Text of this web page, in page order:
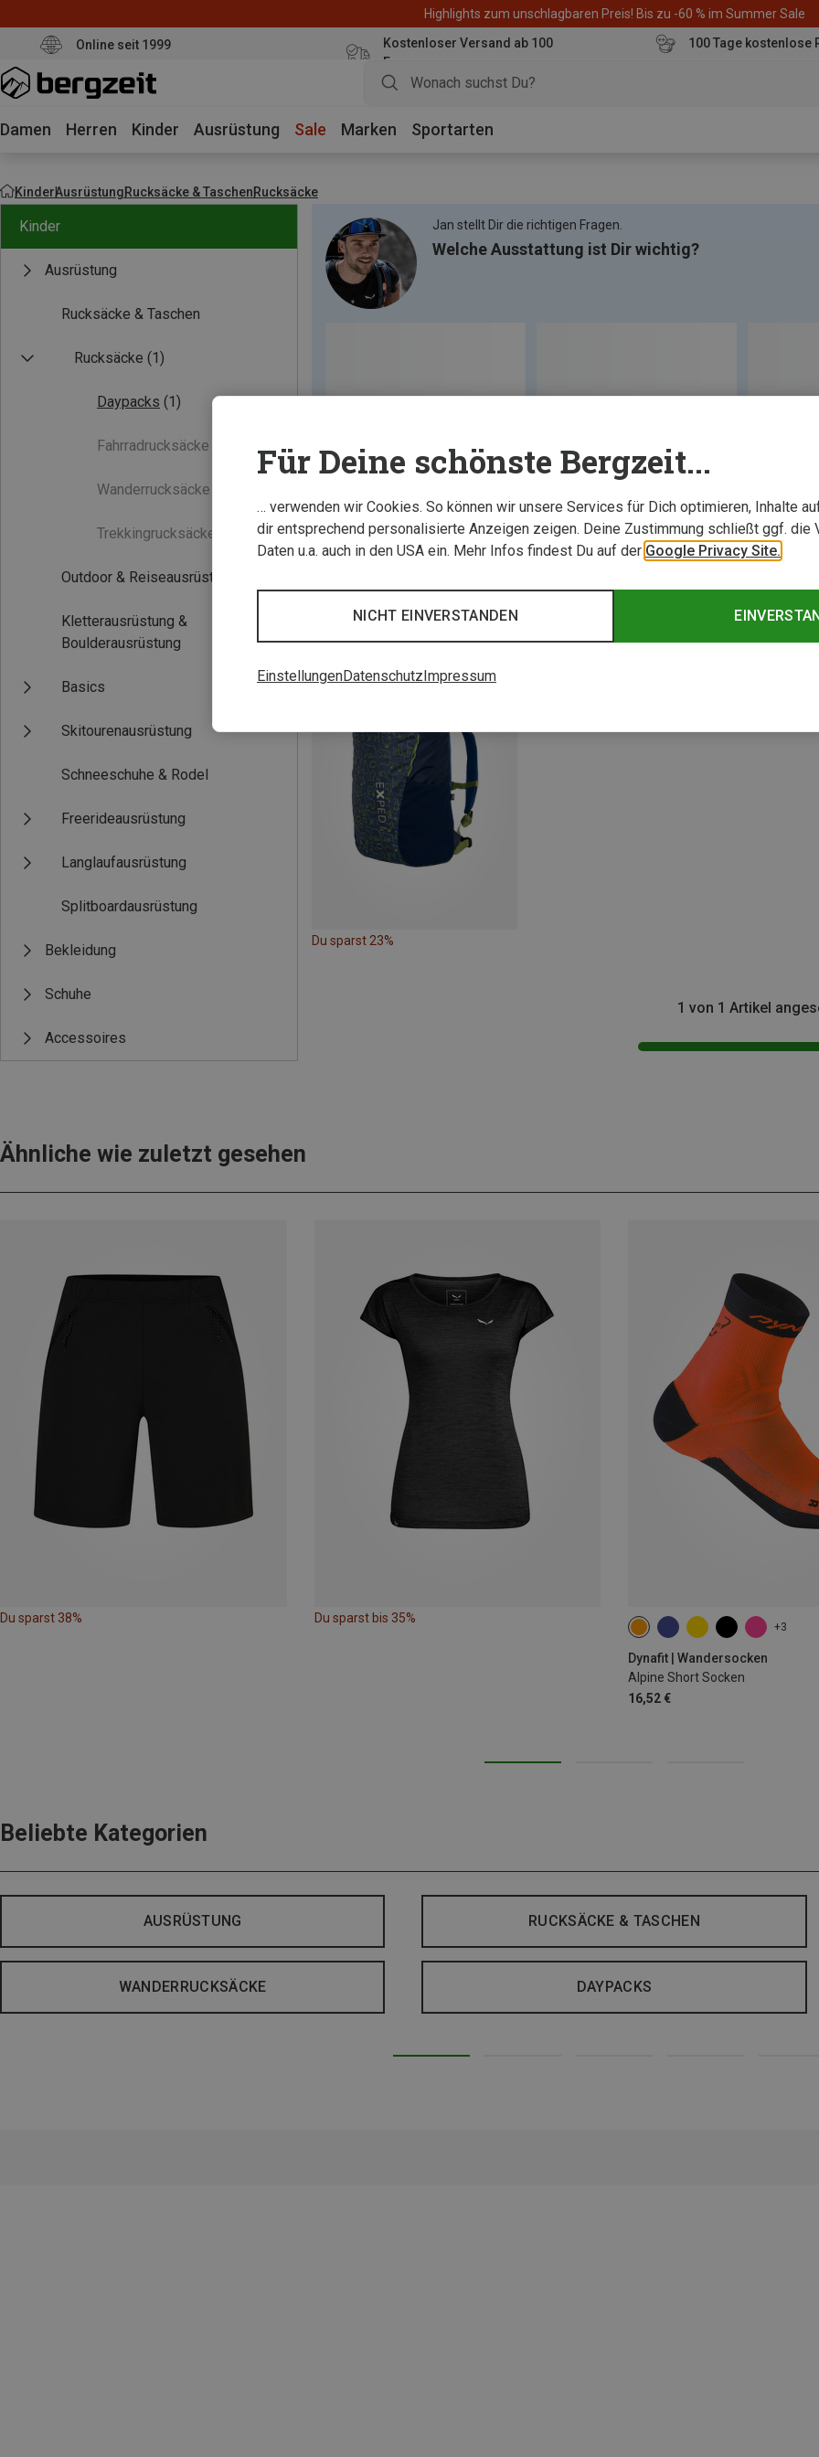
Highlights zum unschlagbaren Preis! Bis zu -60 % im Summer Sale
Online seit 1999
Kostenloser Versand ab 100
Euro
100 Tage kostenlose
Damen Herren Kinder Ausrüstung Sale Marken Sportarten
KinderAusrüstungRucksäcke & TaschenRucksäcke
Kinder
Ausrüstung
Rucksäcke & Taschen
Rucksäcke (1)
Daypacks (1)
Fahrradrucksäcke
Wanderrucksäcke
Trekkingrucksäcke
Outdoor & Reiseausrüstung
Kletterausrüstung &
Boulderausrüstung
Basics
Skitourenausrüstung
Schneeschuhe & Rodel
Freerideausrüstung
Langlaufausrüstung
Splitboardausrüstung
Bekleidung
Schuhe
Accessoires
Jan stellt Dir die richtigen Fragen.
Welche Ausstattung ist Dir wichtig?
Du sparst 23%
1 von 1 Artikel
Ähnliche wie zuletzt gesehen
Du sparst 38% Du sparst bis 35%
+3
Dynafit | Wandersocken
Alpine Short Socken
16,52 €
35|36|37|38 39|40|41|42
Beliebte Kategorien
AUSRÜSTUNG RUCKSÄCKE & TASCHEN
WANDERRUCKSÄCKE DAYPACKS
Für Deine schönste Bergzeit...
… verwenden wir Cookies. So können wir unsere Services für Dich optimieren, Inhalte
dir entsprechend personalisierte Anzeigen zeigen. Deine Zustimmung schließt ggf. die
Daten u.a. auch in den USA ein. Mehr Infos findest Du auf der Google Privacy Site.
NICHT EINVERSTANDEN
EinstellungenDatenschutzImpressum